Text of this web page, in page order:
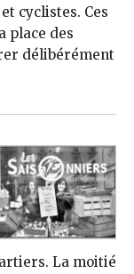
cyclistes. Ces
place des
délibérément
La moitié